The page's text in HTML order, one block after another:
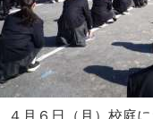
４月６日（月）校庭に